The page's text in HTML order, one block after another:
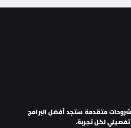
متقدمة ستجد أفضل البرامج
تفصيلي لكل تجربة.